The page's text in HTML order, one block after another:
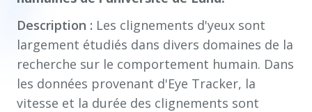
Description : Les clignements d'yeux sont
largement étudiés dans divers domaines de la
recherche sur le comportement humain. Dans
les données provenant d'Eye Tracker, la
vitesse et la durée des clignements sont